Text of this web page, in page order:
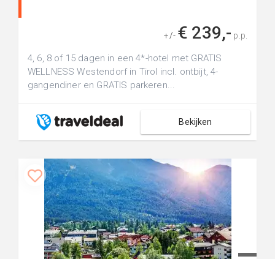
+/- € 239,- p.p.
4, 6, 8 of 15 dagen in een 4*-hotel met GRATIS
WELLNESS Westendorf in Tirol incl. ontbijt, 4-
gangendiner en GRATIS parkeren...
Bekijken